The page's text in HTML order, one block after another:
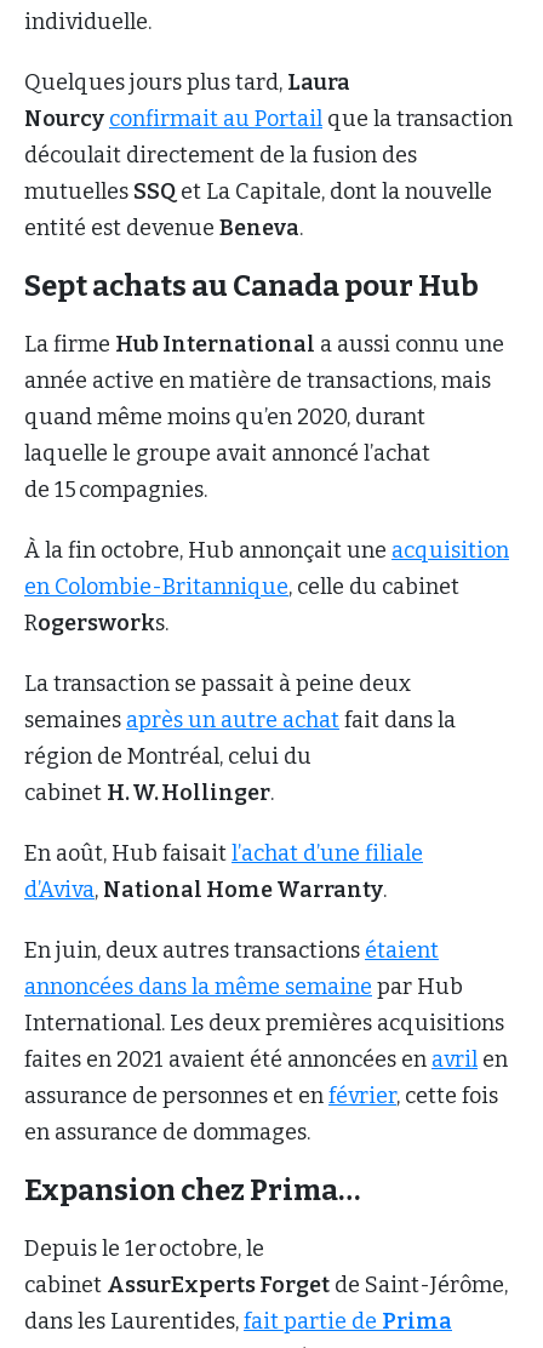
individuelle.
Quelques jours plus tard, Laura
Nourcy confirmait au Portail que la transaction
découlait directement de la fusion des
mutuelles SSQ et La Capitale, dont la nouvelle
entité est devenue Beneva.
Sept achats au Canada pour Hub
La firme Hub International a aussi connu une
année active en matière de transactions, mais
quand même moins qu’en 2020, durant
laquelle le groupe avait annoncé l’achat
de 15 compagnies.
À la fin octobre, Hub annonçait une acquisition
en Colombie-Britannique, celle du cabinet
Rogersworks.
La transaction se passait à peine deux
semaines après un autre achatfait dans la
région de Montréal, celui du
cabinet H. W. Hollinger.
En août, Hub faisaitl’achat d’une filiale
d’Aviva, National Home Warranty.
En juin, deux autres transactions étaient
annoncées dans la même semaine par Hub
International. Les deux premières acquisitions
faites en 2021 avaient été annoncées en avril en
assurance de personnes et enfévrier, cette fois
en assurance de dommages.
Expansion chez Prima…
Depuis le 1er octobre, le
cabinet AssurExperts Forget de Saint-Jérôme,
dans les Laurentides,fait partie de Prima